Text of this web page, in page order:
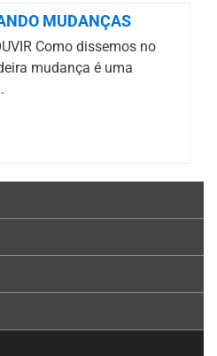
MUDANÇAS
Como dissemos no
mudança é uma